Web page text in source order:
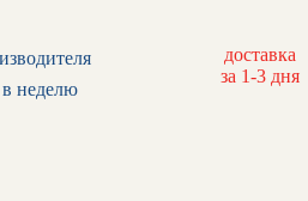
неделю
доставка
за 1-3 дня